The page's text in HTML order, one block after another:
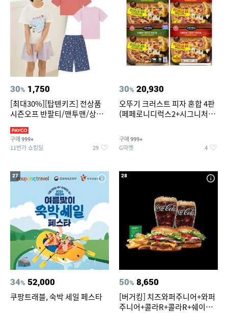
30% 1,750
[최대30%][탑텐키즈] 전상품
시즌오프 반팔티/맨투맨/상하
구매 999+
11번가 쇼킹딜 29
30% 20,930
오뚜기 크러스트 피자 혼합 4판
(페페로니디럭스2+시그니처익
구매 999+
G마켓 4
27
34% 52,000
쿠팡트래블, 숙박 세일 페스타
28
50% 8,650
[버거킹] 치즈와퍼주니어+와퍼
주니어+콜라R+콜라R+쉐이킹